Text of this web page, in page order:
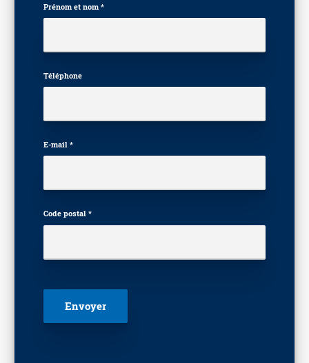
Prénom et nom *
Téléphone
E-mail *
Code postal *